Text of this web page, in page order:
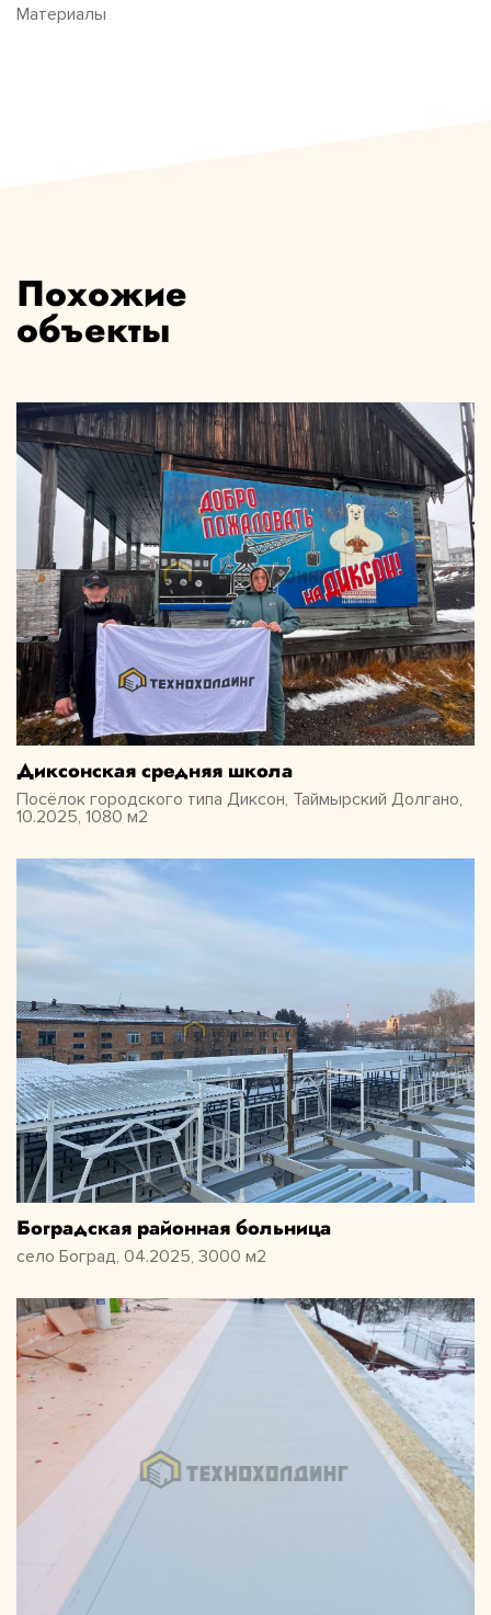
Материалы
Похожие
объекты
Диксонская средняя школа
Посёлок городского типа Диксон, Таймырский Долгано,
10.2025, 1080 м2
Боградская районная больница
село Боград, 04.2025, 3000 м2